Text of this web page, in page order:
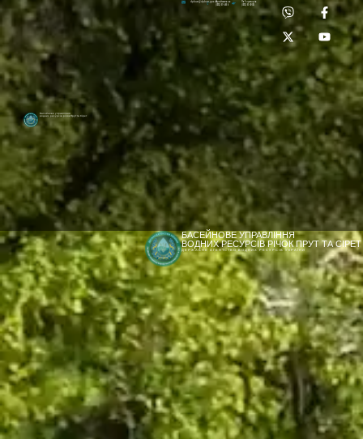
[newyear_garland]
Басейнове управління
водних ресурсів річок Прут та Сірет
Лабораторія:
(0372) 53-92-00
dpbuvr@dpbuvr.gov.uaПриймальня:
(0372) 51-14-56
БАСЕЙНОВЕ УПРАВЛІННЯ
ВОДНИХ РЕСУРСІВ РІЧОК ПРУТ ТА СІРЕТ
ДЕРЖАВНЕ АГЕНТСТВО ВОДНИХ РЕСУРСІВ УКРАЇНИ